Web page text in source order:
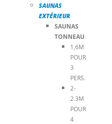
SAUNAS
EXTÉRIEUR
SAUNAS
TONNEAU
1,6M
POUR
3
PERS.
2-
2.3M
POUR
4